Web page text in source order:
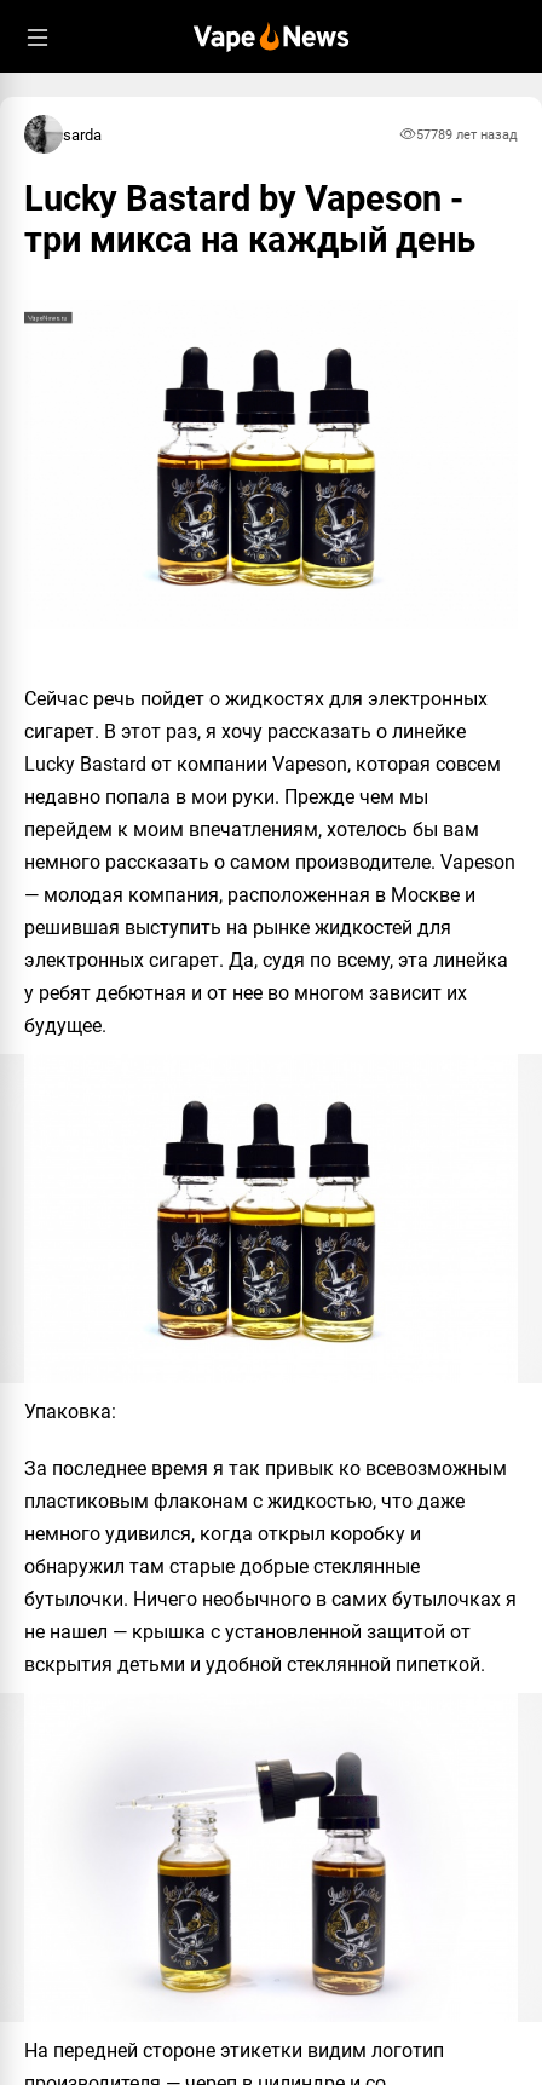
sarda 57789 лет назад
Lucky Bastard by Vapeson -
три микса на каждый день
Сейчас речь пойдет о жидкостях для электронных
сигарет. В этот раз, я хочу рассказать о линейке
Lucky Bastard от компании Vapeson, которая совсем
недавно попала в мои руки. Прежде чем мы
перейдем к моим впечатлениям, хотелось бы вам
немного рассказать о самом производителе. Vapeson
— молодая компания, расположенная в Москве и
решившая выступить на рынке жидкостей для
электронных сигарет. Да, судя по всему, эта линейка
у ребят дебютная и от нее во многом зависит их
будущее.
Упаковка:
За последнее время я так привык ко всевозможным
пластиковым флаконам с жидкостью, что даже
немного удивился, когда открыл коробку и
обнаружил там старые добрые стеклянные
бутылочки. Ничего необычного в самих бутылочках я
не нашел — крышка с установленной защитой от
вскрытия детьми и удобной стеклянной пипеткой.
На передней стороне этикетки видим логотип